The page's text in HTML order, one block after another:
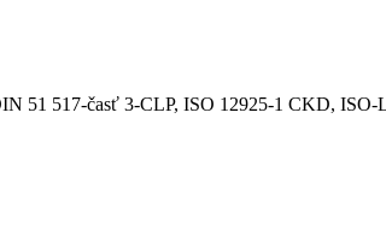
51 517-časť 3-CLP, ISO 12925-1 CKD, ISO-